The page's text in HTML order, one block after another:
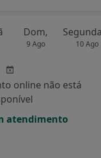
Dom,
9 Ago 10 Ago
online não está
atendimento